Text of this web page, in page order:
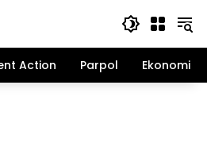
Action Parpol Ekonomi